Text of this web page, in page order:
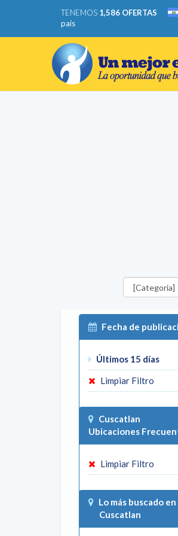
TENEMOS 1,586 OFERTAS
país
Categorías
Fecha de
Últimos 15 días
Limpiar Filtro
Cuscatlan
Ubicaciones
Limpiar Filtro
Lo más buscado en
Cuscatlan